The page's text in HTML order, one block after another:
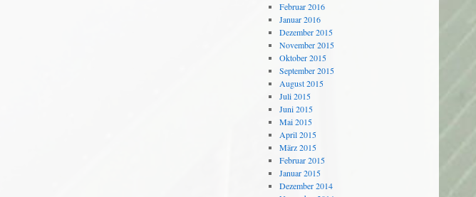
Februar 2016
Januar 2016
Dezember 2015
November 2015
Oktober 2015
September 2015
August 2015
Juli 2015
Juni 2015
Mai 2015
April 2015
März 2015
Februar 2015
Januar 2015
Dezember 2014